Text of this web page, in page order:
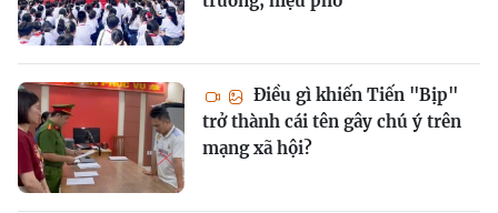
Điều gì khiến Tiến "Bịp"
trở thành cái tên gây chú ý trên
mạng xã hội?